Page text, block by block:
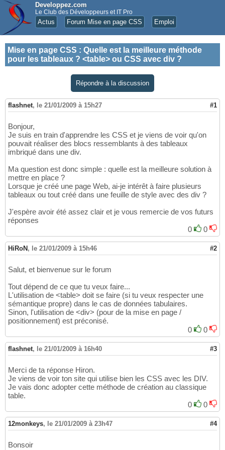
Developpez.com
Le Club des Développeurs et IT Pro
Actus Forum Mise en page CSS Emploi
Mise en page CSS : Quelle est la meilleure méthode
pour les tableaux ? <table> ou CSS avec div ?
Répondre à la discussion
flashnet, le 21/01/2009 à 15h27 #1
Bonjour,
Je suis en train d'apprendre les CSS et je viens de voir qu'on
pouvait réaliser des blocs ressemblants à des tableaux
imbriqué dans une div.
Ma question est donc simple : quelle est la meilleure solution à
mettre en place ?
Lorsque je créé une page Web, ai-je intérêt à faire plusieurs
tableaux ou tout créé dans une feuille de style avec des div ?
J'espère avoir été assez clair et je vous remercie de vos futurs
réponses
0
0
HiRoN , le 21/01/2009 à 15h46 #2
Salut, et bienvenue sur le forum
Tout dépend de ce que tu veux faire...
L'utilisation de <table> doit se faire (si tu veux respecter une
sémantique propre) dans le cas de données tabulaires.
Sinon, l'utilisation de <div> (pour de la mise en page /
positionnement) est préconisé.
0
0
flashnet, le 21/01/2009 à 16h40 #3
Merci de ta réponse Hiron.
Je viens de voir ton site qui utilise bien les CSS avec les DIV.
Je vais donc adopter cette méthode de création au classique
table.
0
0
12monkeys, le 21/01/2009 à 23h47 #4
Bonsoir